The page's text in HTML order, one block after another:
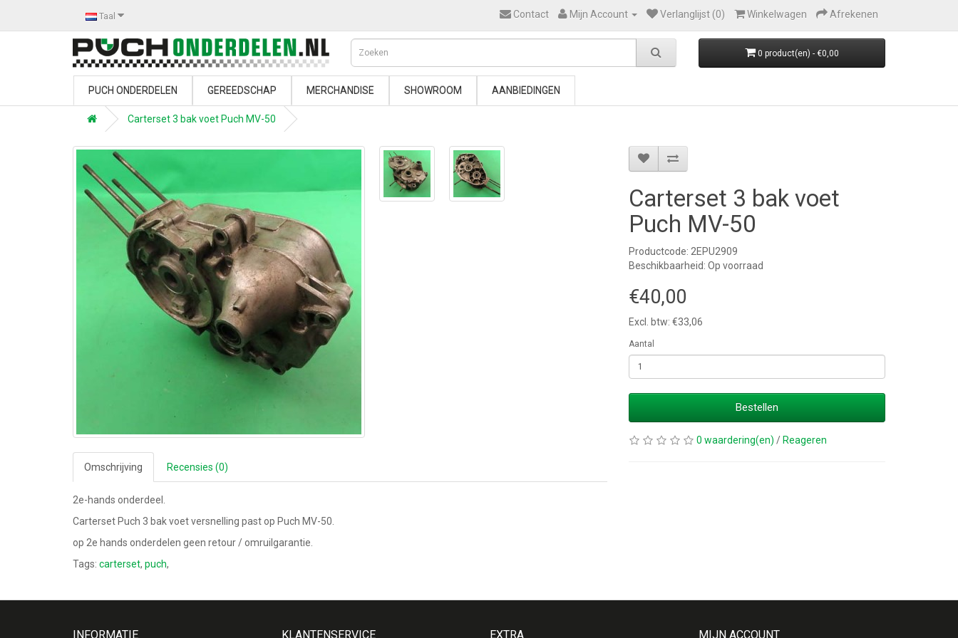
Taal Contact Mijn Account Verlanglijst (0) Winkelwagen Afrekenen
0 product(en) - €0,00
PUCH ONDERDELEN GEREEDSCHAP MERCHANDISE SHOWROOM AANBIEDINGEN
Carterset 3 bak voet Puch MV-50
Omschrijving Recensies (0)
2e-hands onderdeel.
Carterset Puch 3 bak voet versnelling past op Puch MV-50.
op 2e hands onderdelen geen retour / omruilgarantie.
Carterset 3 bak voet
Puch MV-50
Productcode: 2EPU2909
Beschikbaarheid: Op voorraad
€40,00
Excl. btw: €33,06
Aantal
Bestellen
0 waardering(en) / Reageren
Tags: carterset, puch,
INFORMATIE KLANTENSERVICE EXTRA MIJN ACCOUNT